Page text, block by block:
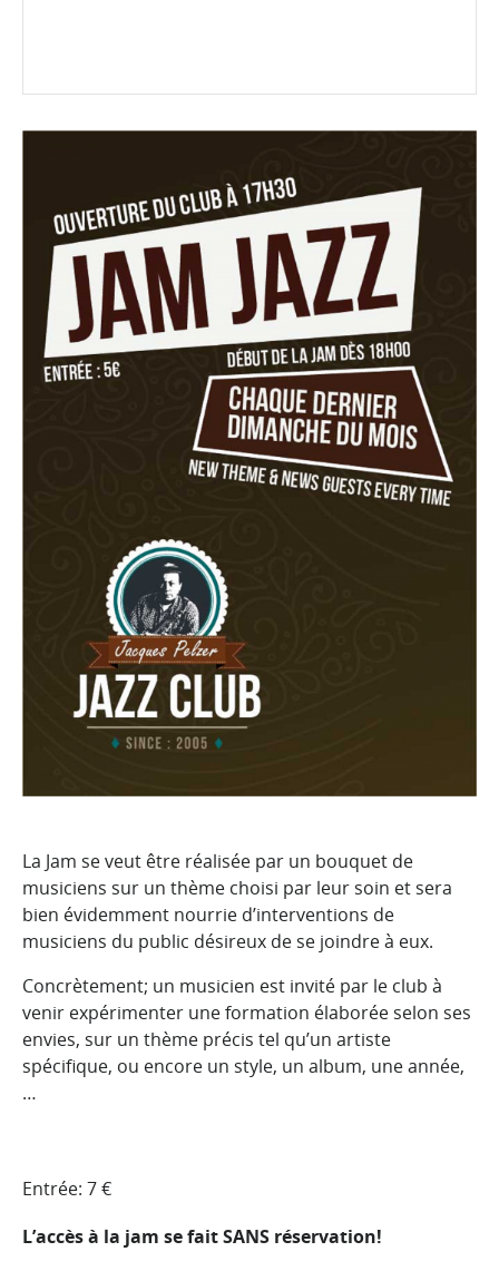
La Jam se veut être réalisée par un bouquet de
musiciens sur un thème choisi par leur soin et sera
bien évidemment nourrie d’interventions de
musiciens du public désireux de se joindre à eux.
Concrètement; un musicien est invité par le club à
venir expérimenter une formation élaborée selon ses
envies, sur un thème précis tel qu’un artiste
spécifique, ou encore un style, un album, une année,
…
Entrée: 7 €
L’accès à la jam se fait SANS réservation!